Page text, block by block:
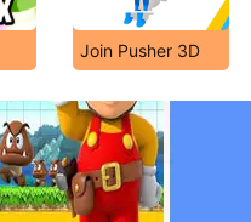
Join Pusher 3D